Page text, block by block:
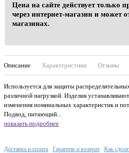
Цена на сайте действует только
через интернет-магазин и может
магазинах.
Описание Характеристики Отзывы
Используется для защиты
различной нагрузкой. Изделия
изменения номинальных характеристик и
Подвод, питающий...
показать подробнее
Доставка и оплата Гарантия и возврат Как